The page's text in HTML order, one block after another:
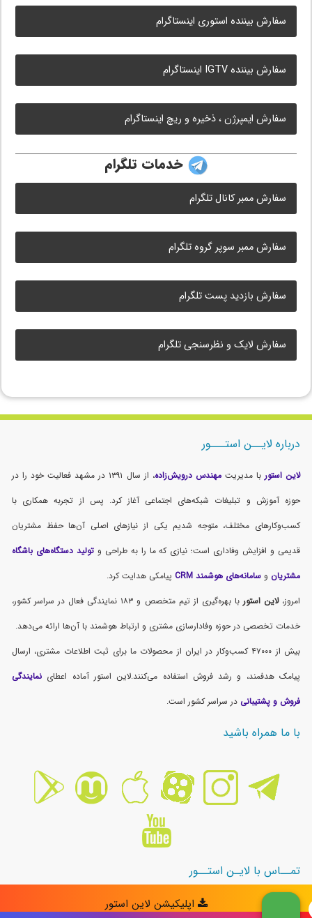
سفارش بیننده استوری اینستاگرام
سفارش بیننده IGTV اینستاگرام
سفارش ایمپرژن ، ذخیره و ریچ اینستاگرام
خدمات تلگرام
سفارش ممبر کانال تلگرام
سفارش ممبر سوپر گروه تلگرام
سفارش بازدید پست تلگرام
سفارش لایک و نظرسنجی تلگرام